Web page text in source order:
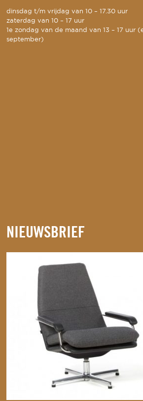
dinsdag t/m vrijdag van 10 – 17.30 uur
zaterdag van 10 – 17 uur
1e zondag van de maand van 13 – 17 uur
september)
NIEUWSBRIEF